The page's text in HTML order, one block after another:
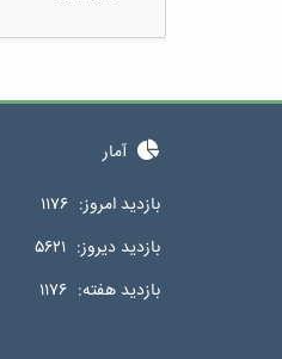
آمار
بازدید امروز: ۱۱۷۶
بازدید دیروز: ۵۶۲۱
بازدید هفته: ۱۱۷۶